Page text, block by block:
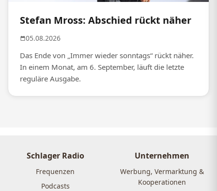
Stefan Mross: Abschied rückt näher
05.08.2026
Das Ende von „Immer wieder sonntags“ rückt näher.
In einem Monat, am 6. September, läuft die letzte
reguläre Ausgabe.
Schlager Radio
Frequenzen
Podcasts
Unternehmen
Werbung, Vermarktung &
Kooperationen